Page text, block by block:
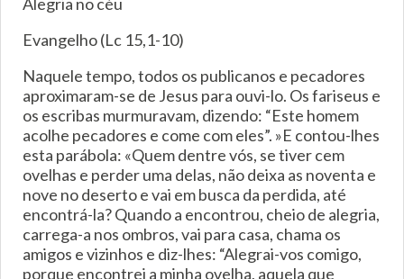
Evangelho (Lc 15,1-10)
Naquele tempo, todos os publicanos e pecadores
aproximaram-se de Jesus para ouvi-lo. Os fariseus e
os escribas murmuravam, dizendo: “Este homem
acolhe pecadores e come com eles”. »E contou-lhes
esta parábola: «Quem dentre vós, se tiver cem
ovelhas e perder uma delas, não deixa as noventa e
nove no deserto e vai em busca da perdida, até
encontrá-la? Quando a encontrou, cheio de alegria,
carrega-a nos ombros, vai para casa, chama os
amigos e vizinhos e diz-lhes: “Alegrai-vos comigo,
porque encontrei a minha ovelha, aquela que